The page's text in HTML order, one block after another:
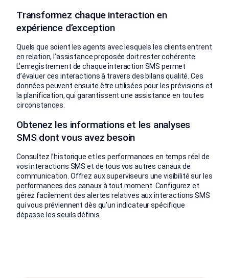
Transformez chaque interaction en
expérience d’exception
Quels que soient les agents avec lesquels les clients entrent
en relation, l’assistance proposée doit rester cohérente.
L’enregistrement de chaque interaction SMS permet
d’évaluer ces interactions à travers des bilans qualité. Ces
données peuvent ensuite être utilisées pour les prévisions et
la planification, qui garantissent une assistance en toutes
circonstances.
Obtenez les informations et les analyses
SMS dont vous avez besoin
Consultez l’historique et les performances en temps réel de
vos interactions SMS et de tous vos autres canaux de
communication. Offrez aux superviseurs une visibilité sur les
performances des canaux à tout moment. Configurez et
gérez facilement des alertes relatives aux interactions SMS
qui vous préviennent dès qu’un indicateur spécifique
dépasse les seuils définis.